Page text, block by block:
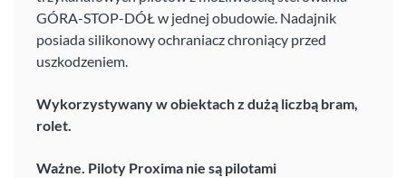
GÓRA-STOP-DÓŁ w jednej obudowie. Nadajnik
posiada silikonowy ochraniacz chroniący przed
uszkodzeniem.
Wykorzystywany w obiektach z dużą liczbą bram,
rolet.
Ważne. Piloty Proxima nie są pilotami